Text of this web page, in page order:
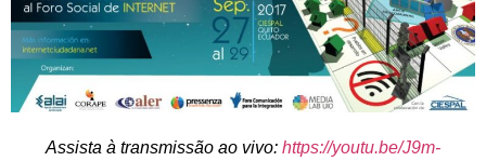
Assista à transmissão ao vivo: https://youtu.be/J9m-